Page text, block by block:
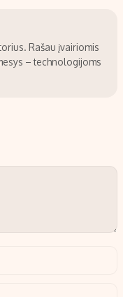
Rašau įvairiomis
– technologijoms